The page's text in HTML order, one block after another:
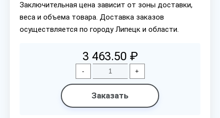
Заключительная цена зависит от зоны доставки,
веса и объема товара. Доставка заказов
осуществляется по городу Липецк и области.
3 463.50 ₽
- +
Заказать